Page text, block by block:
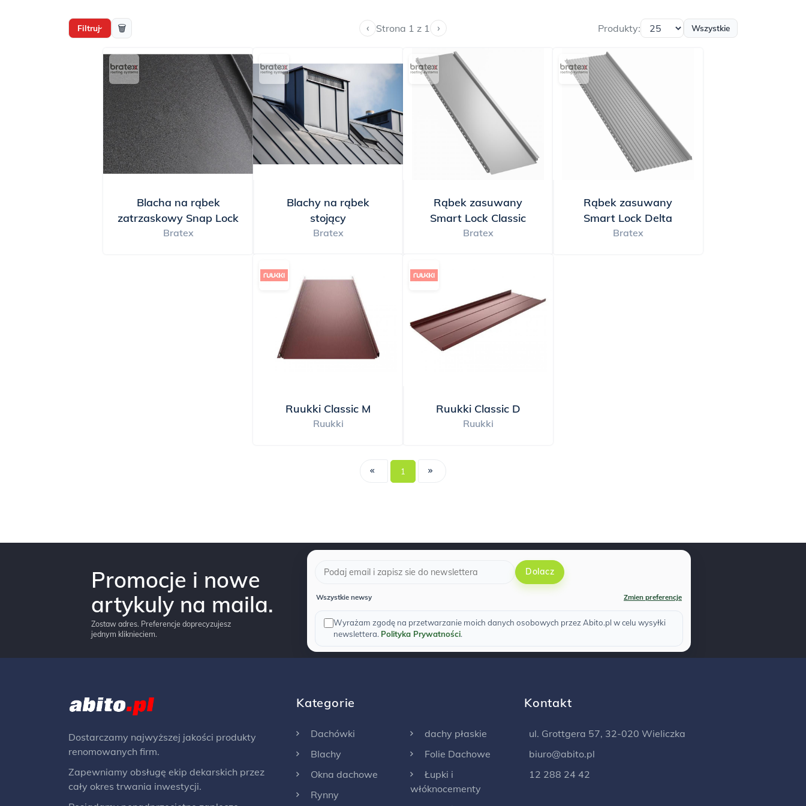
dach do stylu swojego domu i swoich indywidualnych upodobań. Niektóre modele posiadają innowacyjne
szczelność. Co więcej, blachy na rąbek to inwestycja, która się zwraca. Dzięki swojej trwałości i niskim
kosztom utrzymania, pozwalają zaoszczędzić pieniądze na naprawach i konserwacji dachu. A ich
imponujący wygląd z pewnością podniesie wartość Twojej nieruchomości. Jeśli poszukujesz pokrycia
dachowego, które łączy w sobie niezawodność z estetyką, odporność z innowacją, a funkcjonalność z
prestiżem, blachy na rąbek to doskonały wybór!
Filtruj› 🗑 ‹ Strona 1 z 1 › Produkty: Wszystkie
Blacha na rąbek
zatrzaskowy Snap Lock
Bratex
Blachy na rąbek
stojący
Bratex
Rąbek zasuwany
Smart Lock Classic
Bratex
Rąbek zasuwany
Smart Lock Delta
Bratex
Ruukki Classic M
Ruukki
Ruukki Classic D
Ruukki
1
Promocje i nowe
artykuly na maila.
Zostaw adres. Preferencje doprecyzujesz
jednym kliknieciem.
Dolacz
Wszystkie newsy Zmien preferencje
Wyrażam zgodę na przetwarzanie moich danych osobowych przez Abito.pl w celu wysyłki
newslettera. Polityka Prywatności.
Dostarczamy najwyższej jakości produkty
renomowanych firm.
Zapewniamy obsługę ekip dekarskich przez
cały okres trwania inwestycji.
Kategorie
Dachówki
Blachy
Okna dachowe
Rynny
dachy płaskie
Folie Dachowe
Łupki i
włóknocementy
Kontakt
ul. Grottgera 57, 32-020 Wieliczka
biuro@abito.pl
12 288 24 42